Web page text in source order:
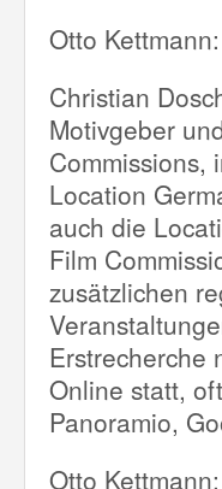
Otto
Christian
Motivgeber
Commissions,
Location
auch die
Film
zusätzlichen
Erstrecherche
Online statt,
Panoramio,
Otto